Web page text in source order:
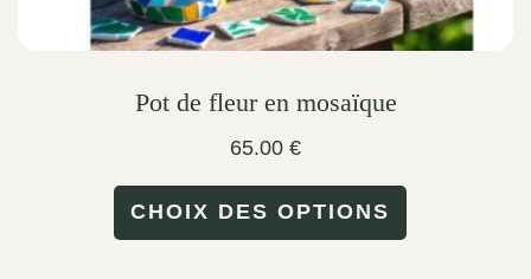
Pot de fleur en mosaïque
65.00 €
CHOIX DES OPTIONS